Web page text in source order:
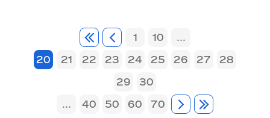
1 10
...
20
21 22 23 24 25 26 27
28
29
30
...
40 50 60 70